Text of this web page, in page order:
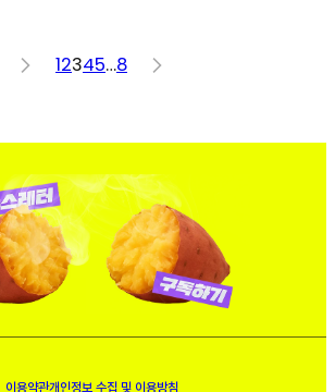
< 12345…8 >
이용약관개인정보 수집 및 이용방침